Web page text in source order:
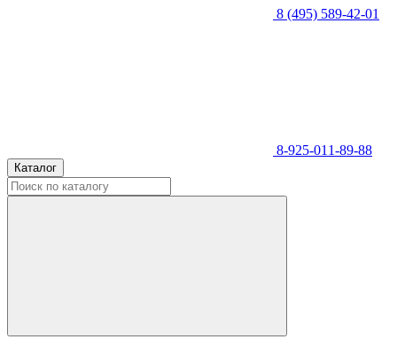
8 (495) 589-42-01
8-925-011-89-88
Каталог